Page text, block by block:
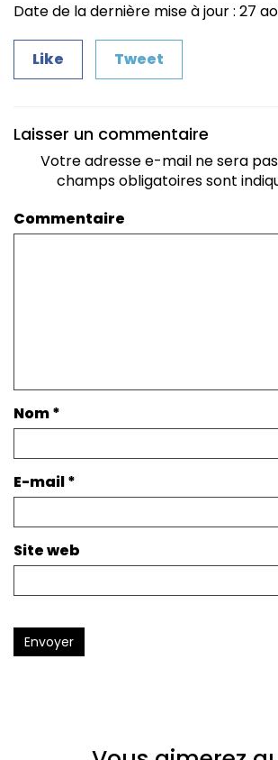
Date de la dernière mise à jour : 27
Like Tweet
Laisser un commentaire
Votre adresse e-mail ne sera
champs obligatoires sont
Commentaire
Nom*
E-mail*
Site web
Envoyer